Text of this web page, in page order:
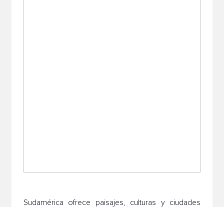
Sudamérica ofrece paisajes, culturas y ciudades